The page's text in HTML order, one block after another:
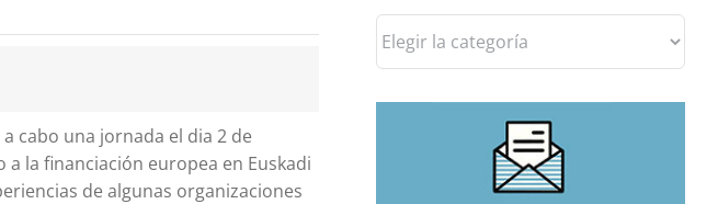
cabo una jornada el dia 2 de
la financiación europea en Euskadi
de algunas organizaciones
las
por